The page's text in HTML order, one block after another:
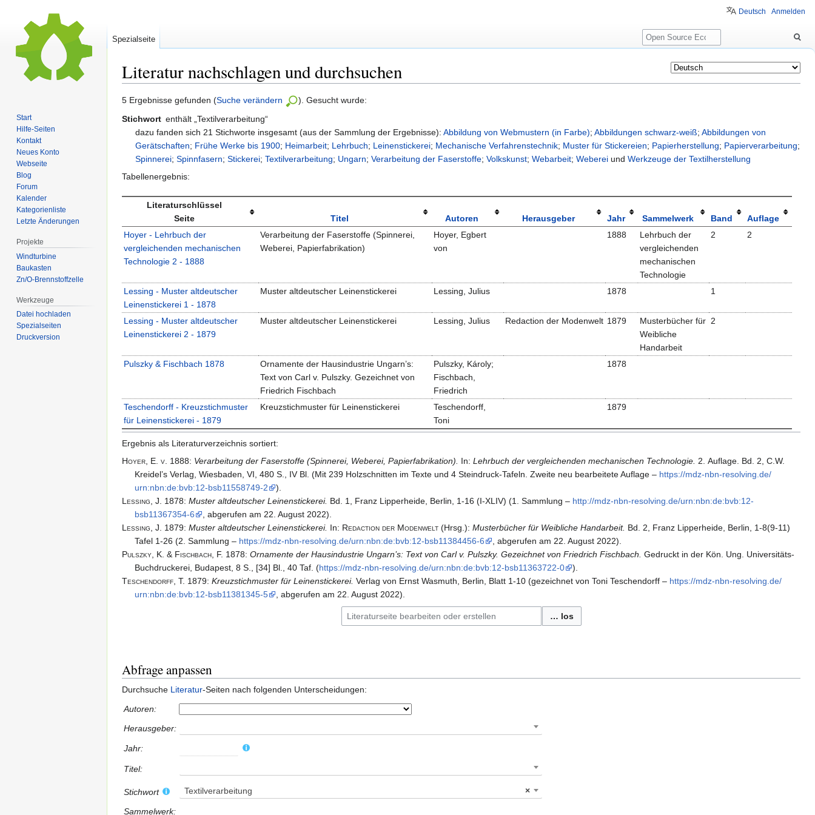
Literatur nachschlagen und durchsuchen
Zur
Zur
5 Ergebnisse gefunden (Suche verändern
). Gesucht wurde:
Stichwort enthält „Textilverarbeitung“
dazu fanden sich 21 Stichworte insgesamt (aus der Sammlung der Ergebnisse):Abbildung von Webmustern (in Farbe);Abbildungen schwarz-weiß;Abbildungen von
Gerätschaften; Frühe Werke bis 1900; Heimarbeit; Lehrbuch; Leinenstickerei; Mechanische Verfahrenstechnik; Muster für Stickereien; Papierherstellung; Papierverarbeitung;
Spinnerei;Spinnfasern;Stickerei;Textilverarbeitung; Ungarn;Verarbeitung der Faserstoffe;Volkskunst;Webarbeit;Weberei undWerkzeuge der Textilherstellung
Tabellenergebnis:
Literaturschlüssel
Seite
Titel Autoren Herausgeber Jahr Sammelwerk Band
Auflage
Hoyer - Lehrbuch der
vergleichenden mechanischen
Technologie 2 - 1888
Verarbeitung der Faserstoffe (Spinnerei,
Weberei, Papierfabrikation)
Hoyer, Egbert
von
1888
Lehrbuch der
vergleichenden
mechanischen
Technologie
2 2
Lessing - Muster altdeutscher
Leinenstickerei 1 - 1878
Muster altdeutscher Leinenstickerei Lessing, Julius 1878 1
Lessing - Muster altdeutscher
Leinenstickerei 2 - 1879
Muster altdeutscher Leinenstickerei Lessing, Julius Redaction der Modenwelt 1879
Musterbücher für
Weibliche
Handarbeit
2
Pulszky & Fischbach 1878
Ornamente der Hausindustrie Ungarn’s:
Text von Carl v. Pulszky. Gezeichnet von
Friedrich Fischbach
Pulszky, Károly;
Fischbach,
Friedrich
1878
Teschendorff - Kreuzstichmuster
für Leinenstickerei - 1879
Kreuzstichmuster für Leinenstickerei
Teschendorff,
Toni
1879
Ergebnis als Literaturverzeichnis sortiert:
Hoyer, E. v. 1888: Verarbeitung der Faserstoffe (Spinnerei, Weberei, Papierfabrikation). In: Lehrbuch der vergleichenden mechanischen Technologie. 2. Auflage. Bd. 2, C.W.
Kreidel’s Verlag, Wiesbaden, VI, 480 S., IV Bl. (Mit 239 Holzschnitten im Texte und 4 Steindruck-Tafeln. Zweite neu bearbeitete Auflage – https:/​/​mdz-nbn-resolving.​de/​
urn:nbn:de:bvb:12-bsb11558749-2
).
Lessing, J. 1878: Muster altdeutscher Leinenstickerei. Bd. 1, Franz Lipperheide, Berlin, 1-16 (I-XLIV) (1. Sammlung – http:/​/​mdz-nbn-resolving.​de/​urn:nbn:de:bvb:12-
bsb11367354-6
, abgerufen am 22. August 2022).
Lessing, J. 1879: Muster altdeutscher Leinenstickerei. In: Redaction der Modenwelt (Hrsg.): Musterbücher für Weibliche Handarbeit. Bd. 2, Franz Lipperheide, Berlin, 1-8(9-11)
Tafel 1-26 (2. Sammlung – https:/​/​mdz-nbn-resolving.​de/​urn:nbn:de:bvb:12-bsb11384456-6
, abgerufen am 22. August 2022).
Pulszky, K. & Fischbach, F. 1878: Ornamente der Hausindustrie Ungarn’s: Text von Carl v. Pulszky. Gezeichnet von Friedrich Fischbach. Gedruckt in der Kön. Ung. Universitäts-
Buchdruckerei, Budapest, 8 S., [34] Bl., 40 Taf. (https:/​/​mdz-nbn-resolving.​de/​urn:nbn:de:bvb:12-bsb11363722-0
).
Teschendorff, T. 1879: Kreuzstichmuster für Leinenstickerei. Verlag von Ernst Wasmuth, Berlin, Blatt 1-10 (gezeichnet von Toni Teschendorff – https:/​/​mdz-nbn-resolving.​de/​
urn:nbn:de:bvb:12-bsb11381345-5
, abgerufen am 22. August 2022).
… los
Abfrage anpassen
Durchsuche Literatur-Seiten nach folgenden Unterscheidungen:
Autoren:
Herausgeber:
Jahr:
Titel:
Stichwort ×
Textilverarbeitung
Sammelwerk:
Deutsch Anmelden
Spezialseite
Suche
Start
Hilfe-Seiten
Kontakt
Neues Konto
Webseite
Blog
Forum
Kalender
Kategorienliste
Letzte Änderungen
Projekte
Windturbine
Baukasten
Zn/O-Brennstoffzelle
Werkzeuge
Datei hochladen
Spezialseiten
Druckversion